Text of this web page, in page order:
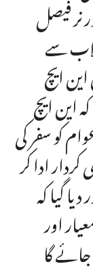
فیصل
سے
این ایچ
این ایچ
کو سفر کی
ادا کر
گیا کہ
اور
گا